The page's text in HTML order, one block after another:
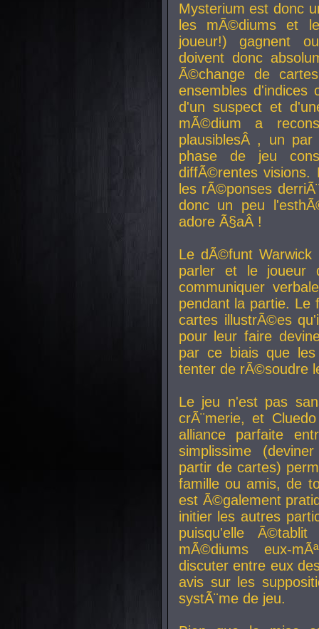
Mysterium est donc
les mÃ©diums et
joueur!) gagnent
doivent donc
Ã©change de
ensembles d'indices
d'un suspect et
mÃ©dium a
plausiblesÂ , un par
phase de jeu
diffÃ©rentes visions.
les rÃ©ponses
donc un peu
adore Ã§aÂ !
Le dÃ©funt Warwick
parler et le joueur
communiquer
pendant la partie. Le
cartes illustrÃ©es
pour leur faire
par ce biais que
tenter de rÃ©soudre
Le jeu n'est pas
crÃ¨merie, et
alliance parfaite
simplissime
partir de cartes)
famille ou amis, de
est Ã©galement
initier les autres
puisqu'elle
mÃ©diums eux-
discuter entre eux
avis sur les
systÃ¨me de jeu.